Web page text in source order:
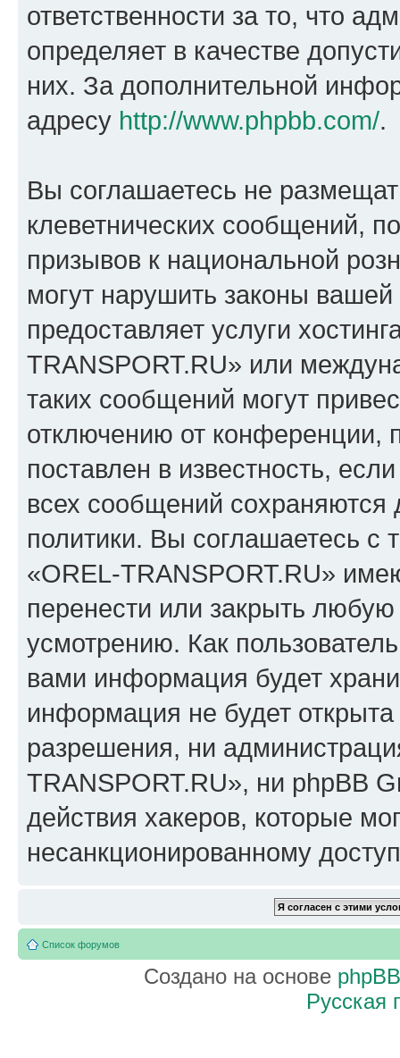
ответственности за то, что
определяет в качестве
них. За дополнительной
адресу http://www.phpbb.com/.
Вы соглашаетесь не
клеветнических сообщений,
призывов к национальной
могут нарушить законы
предоставляет услуги
TRANSPORT.RU» или
таких сообщений могут
отключению от конференции,
поставлен в известность,
всех сообщений сохраняются
политики. Вы соглашаетесь
«OREL-TRANSPORT.RU»
перенести или закрыть
усмотрению. Как
вами информация будет
информация не будет
разрешения, ни
TRANSPORT.RU», ни phpBB
действия хакеров, которые
несанкционированному
Список форумов
Создано на основе phpBB
Русская